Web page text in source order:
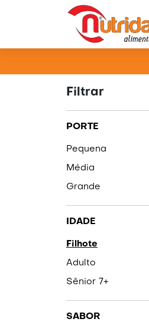
Filtrar
PORTE
Pequena
Média
Grande
IDADE
Filhote
Adulto
Sênior 7+
SABOR